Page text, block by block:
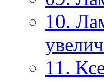
10.
11.